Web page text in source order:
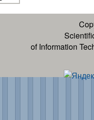
of Information